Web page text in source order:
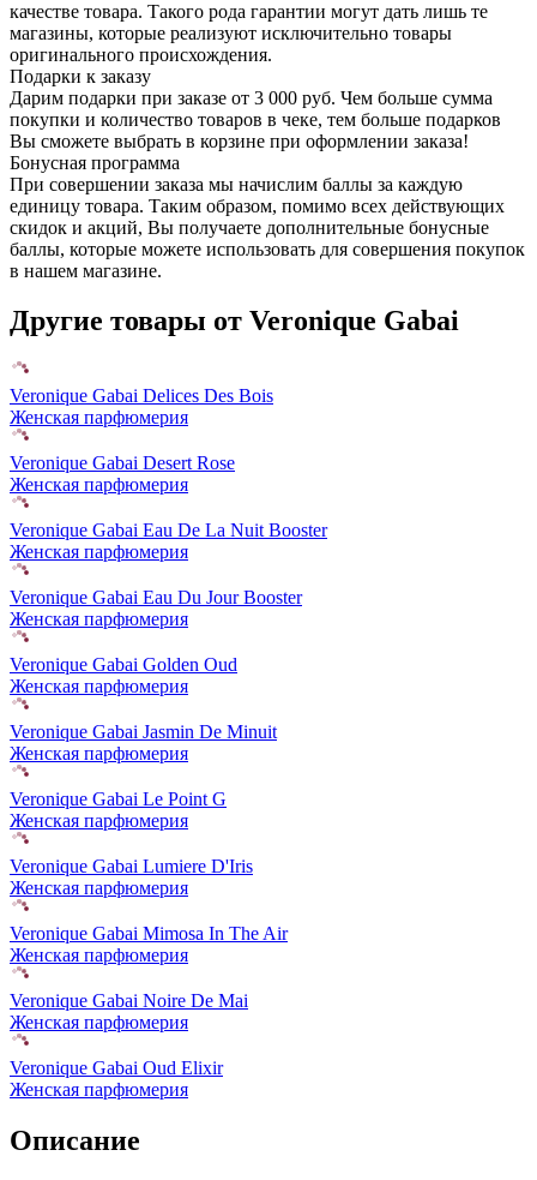
качестве товара. Такого рода гарантии могут дать лишь те
магазины, которые реализуют исключительно товары
оригинального происхождения.
Подарки к заказу
Дарим подарки при заказе от 3 000 руб. Чем больше сумма
покупки и количество товаров в чеке, тем больше подарков
Вы сможете выбрать в корзине при оформлении заказа!
Бонусная программа
При совершении заказа мы начислим баллы за каждую
единицу товара. Таким образом, помимо всех действующих
скидок и акций, Вы получаете дополнительные бонусные
баллы, которые можете использовать для совершения покупок
в нашем магазине.
Другие товары от Veronique Gabai
Veronique Gabai Delices Des Bois
Женская парфюмерия
Veronique Gabai Desert Rose
Женская парфюмерия
Veronique Gabai Eau De La Nuit Booster
Женская парфюмерия
Veronique Gabai Eau Du Jour Booster
Женская парфюмерия
Veronique Gabai Golden Oud
Женская парфюмерия
Veronique Gabai Jasmin De Minuit
Женская парфюмерия
Veronique Gabai Le Point G
Женская парфюмерия
Veronique Gabai Lumiere D'Iris
Женская парфюмерия
Veronique Gabai Mimosa In The Air
Женская парфюмерия
Veronique Gabai Noire De Mai
Женская парфюмерия
Veronique Gabai Oud Elixir
Женская парфюмерия
Описание